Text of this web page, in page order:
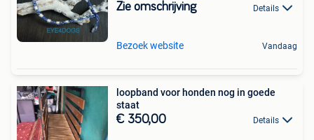
Zie omschrijving Details
Bezoek website Vandaag
loopband voor honden nog in goede
staat
€ 350,00 Details